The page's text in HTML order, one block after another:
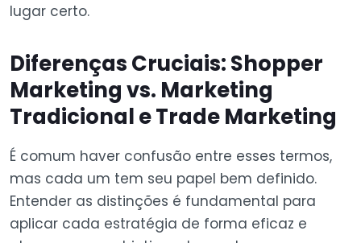
lugar certo.
Diferenças Cruciais: Shopper
Marketing vs. Marketing
Tradicional e Trade Marketing
É comum haver confusão entre esses termos,
mas cada um tem seu papel bem definido.
Entender as distinções é fundamental para
aplicar cada estratégia de forma eficaz e